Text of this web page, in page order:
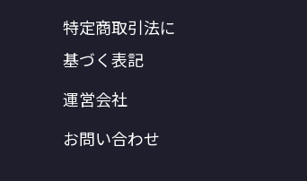
特定商取引法に
基づく表記
運営会社
お問い合わせ